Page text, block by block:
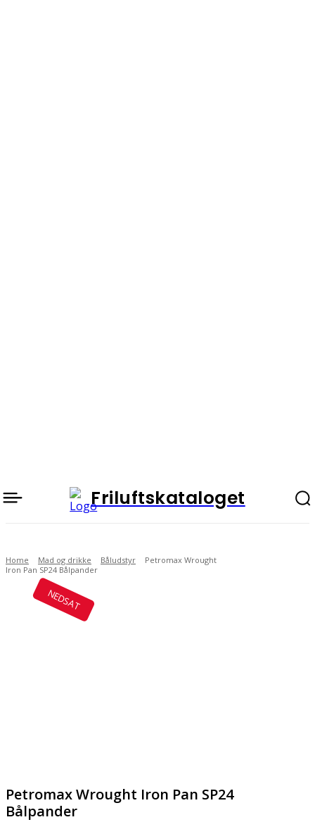
Friluftskataloget
Home Mad og drikke Båludstyr
Petromax Wrought
Iron Pan SP24 Bålpander
NEDSAT
Petromax Wrought Iron Pan SP24
Bålpander